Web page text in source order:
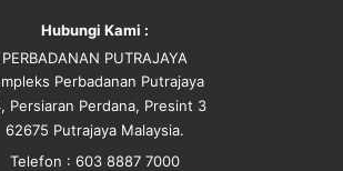
Hubungi Kami :
PERBADANAN PUTRAJAYA
Perbadanan Putrajaya
Persiaran Perdana, Presint 3
62675 Putrajaya Malaysia.
Telefon : 603 8887 7000